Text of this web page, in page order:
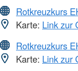
Rotkreuzkurs
Karte: Link zur
Rotkreuzkurs
Karte: Link zur